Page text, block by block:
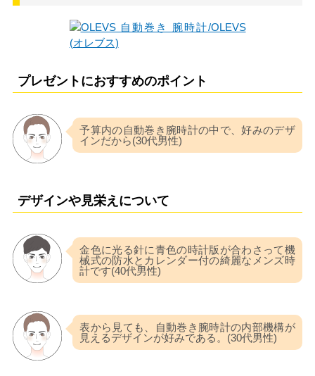
プレゼントにおすすめのポイント
予算内の自動巻き腕時計の中で、好みのデザ
インだから(30代男性)
デザインや見栄えについて
金色に光る針に青色の時計版が合わさって機
械式の防水とカレンダー付の綺麗なメンズ時
計です(40代男性)
表から見ても、自動巻き腕時計の内部機構が
見えるデザインが好みである。(30代男性)